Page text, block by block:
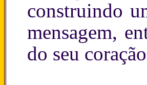
construindo
mensagem,
do seu